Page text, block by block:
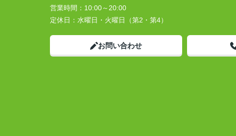
営業時間： 10:00～20:00
定休日： 水曜日・火曜日（第2・第4）
お問い合わせ